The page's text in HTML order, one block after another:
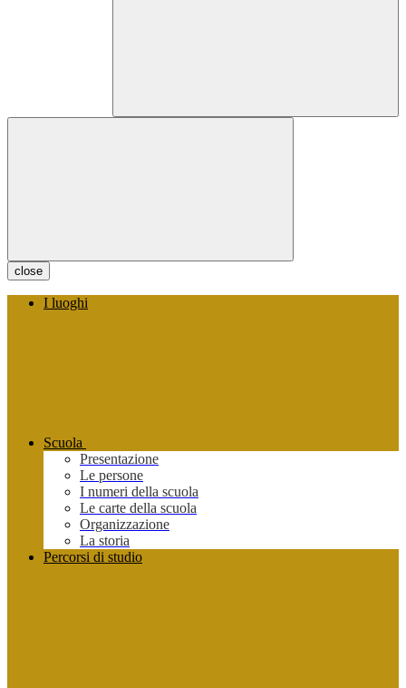
close
I luoghi
Scuola
Presentazione
Le persone
I numeri della scuola
Le carte della scuola
Organizzazione
La storia
Percorsi di studio